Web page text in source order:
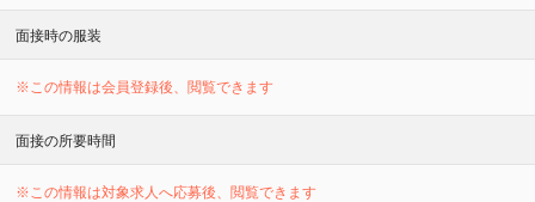
面接時の服装
※この情報は会員登録後、閲覧できます
面接の所要時間
※この情報は対象求人へ応募後、閲覧できます